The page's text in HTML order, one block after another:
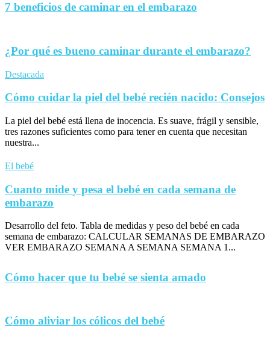
7 beneficios de caminar en el embarazo
¿Por qué es bueno caminar durante el embarazo?
Destacada
Cómo cuidar la piel del bebé recién nacido: Consejos
La piel del bebé está llena de inocencia. Es suave, frágil y sensible,
tres razones suficientes como para tener en cuenta que necesitan
nuestra...
El bebé
Cuanto mide y pesa el bebé en cada semana de
embarazo
Desarrollo del feto. Tabla de medidas y peso del bebé en cada
semana de embarazo: CALCULAR SEMANAS DE EMBARAZO
VER EMBARAZO SEMANA A SEMANA SEMANA 1...
Cómo hacer que tu bebé se sienta amado
Cómo aliviar los cólicos del bebé